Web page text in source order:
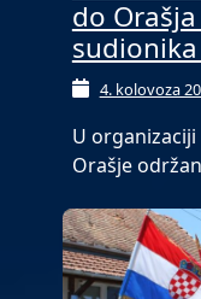
do
4. kolovoza
U organizaciji
Orašje